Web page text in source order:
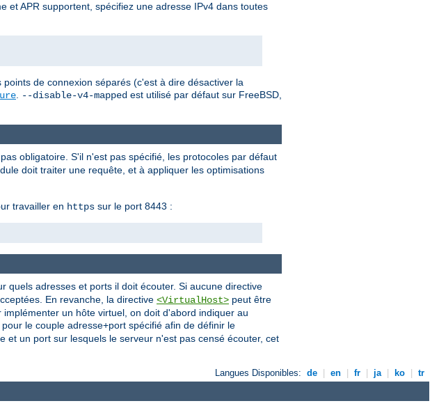
et APR supportent, spécifiez une adresse IPv4 dans toutes
de connexion séparés (c'est à dire désactiver la
--disable-v4-mapped est utilisé par défaut sur FreeBSD,
obligatoire. S'il n'est pas spécifié, les protocoles par défaut
doit traiter une requête, et à appliquer les optimisations
travailler en https sur le port 8443 :
quels adresses et ports il doit écouter. Si aucune directive
En revanche, la directive <VirtualHost> peut être
un hôte virtuel, on doit d'abord indiquer au
le couple adresse+port spécifié afin de définir le
et un port sur lesquels le serveur n'est pas censé écouter, cet
Langues Disponibles: de en fr ja ko tr